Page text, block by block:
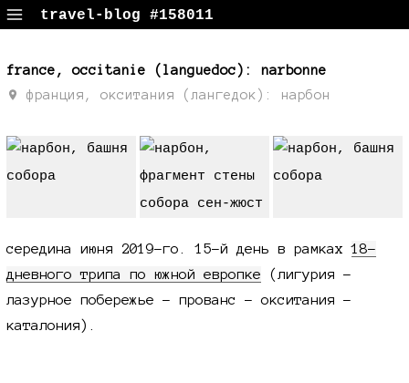
travel-blog #158011
france, occitanie (languedoc): narbonne
франция, окситания (лангедок): нарбон
середина июня 2019-го. 15-й день в рамках18-
дневного трипа по южной европке (лигурия -
лазурное побережье - прованс - окситания -
каталония).